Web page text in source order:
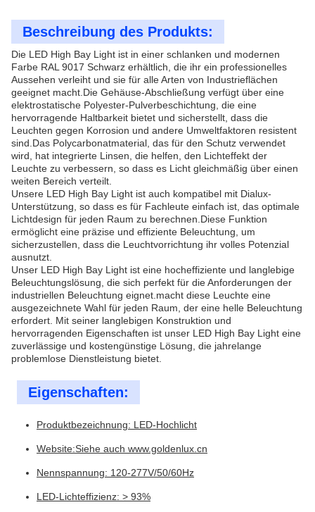
Beschreibung des Produkts:
Die LED High Bay Light ist in einer schlanken und modernen
Farbe RAL 9017 Schwarz erhältlich, die ihr ein professionelles
Aussehen verleiht und sie für alle Arten von Industrieflächen
geeignet macht.Die Gehäuse-Abschließung verfügt über eine
elektrostatische Polyester-Pulverbeschichtung, die eine
hervorragende Haltbarkeit bietet und sicherstellt, dass die
Leuchten gegen Korrosion und andere Umweltfaktoren resistent
sind.Das Polycarbonatmaterial, das für den Schutz verwendet
wird, hat integrierte Linsen, die helfen, den Lichteffekt der
Leuchte zu verbessern, so dass es Licht gleichmäßig über einen
weiten Bereich verteilt.
Unsere LED High Bay Light ist auch kompatibel mit Dialux-
Unterstützung, so dass es für Fachleute einfach ist, das optimale
Lichtdesign für jeden Raum zu berechnen.Diese Funktion
ermöglicht eine präzise und effiziente Beleuchtung, um
sicherzustellen, dass die Leuchtvorrichtung ihr volles Potenzial
ausnutzt.
Unser LED High Bay Light ist eine hocheffiziente und langlebige
Beleuchtungslösung, die sich perfekt für die Anforderungen der
industriellen Beleuchtung eignet.macht diese Leuchte eine
ausgezeichnete Wahl für jeden Raum, der eine helle Beleuchtung
erfordert. Mit seiner langlebigen Konstruktion und
hervorragenden Eigenschaften ist unser LED High Bay Light eine
zuverlässige und kostengünstige Lösung, die jahrelange
problemlose Dienstleistung bietet.
Eigenschaften:
Produktbezeichnung: LED-Hochlicht
Website:Siehe auch www.goldenlux.cn
Nennspannung: 120-277V/50/60Hz
LED-Lichteffizienz: > 93%